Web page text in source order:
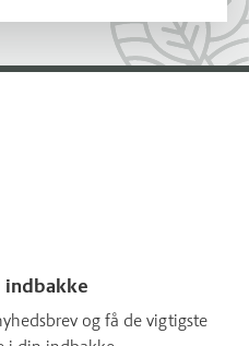
og få de vigtigste